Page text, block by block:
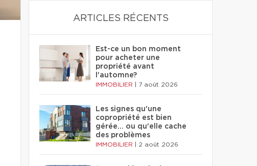
ARTICLES RÉCENTS
Est-ce un bon moment
pour acheter une
propriété avant
l'automne?
IMMOBILIER 7 août 2026
Les signes qu'une
copropriété est bien
gérée… ou qu'elle cache
des problèmes
IMMOBILIER 2 août 2026